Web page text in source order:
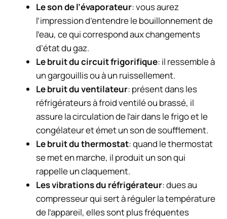
Le son de l’évaporateur: vous aurez
l’impression d’entendre le bouillonnement de
l’eau, ce qui correspond aux changements
d’état du gaz.
Le bruit du circuit frigorifique: il ressemble à
un gargouillis ou à un ruissellement.
Le bruit du ventilateur: présent dans les
réfrigérateurs à froid ventilé ou brassé, il
assure la circulation de l’air dans le frigo et le
congélateur et émet un son de soufflement.
Le bruit du thermostat: quand le thermostat
se met en marche, il produit un son qui
rappelle un claquement.
Les vibrations du réfrigérateur: dues au
compresseur qui sert à réguler la température
de l’appareil, elles sont plus fréquentes